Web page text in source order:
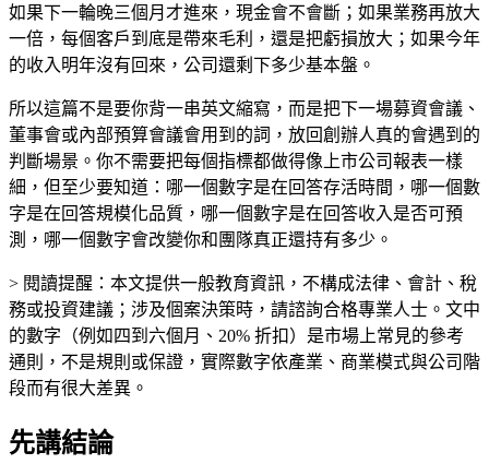
如果下一輪晚三個月才進來，現金會不會斷；如果業務再放大
一倍，每個客戶到底是帶來毛利，還是把虧損放大；如果今年
的收入明年沒有回來，公司還剩下多少基本盤。
所以這篇不是要你背一串英文縮寫，而是把下一場募資會議、
董事會或內部預算會議會用到的詞，放回創辦人真的會遇到的
判斷場景。你不需要把每個指標都做得像上市公司報表一樣
細，但至少要知道：哪一個數字是在回答存活時間，哪一個數
字是在回答規模化品質，哪一個數字是在回答收入是否可預
測，哪一個數字會改變你和團隊真正還持有多少。
> 閱讀提醒：本文提供一般教育資訊，不構成法律、會計、稅
務或投資建議；涉及個案決策時，請諮詢合格專業人士。文中
的數字（例如四到六個月、20% 折扣）是市場上常見的參考
通則，不是規則或保證，實際數字依產業、商業模式與公司階
段而有很大差異。
先講結論